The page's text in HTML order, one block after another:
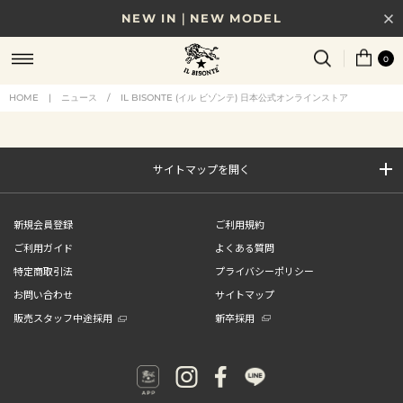
NEW IN｜NEW MODEL
8/17(月)10時まで｜税込11,000円以上で送料無料
贈る相手やシーンから選べる、新しいギフトガイド
0
HOME | ニュース / IL BISONTE (イル ビゾンテ) 日本公式オンラインストア
サイトマップを開く
新規会員登録
ご利用規約
ご利用ガイド
よくある質問
特定商取引法
プライバシーポリシー
お問い合わせ
サイトマップ
販売スタッフ中途採用
新卒採用